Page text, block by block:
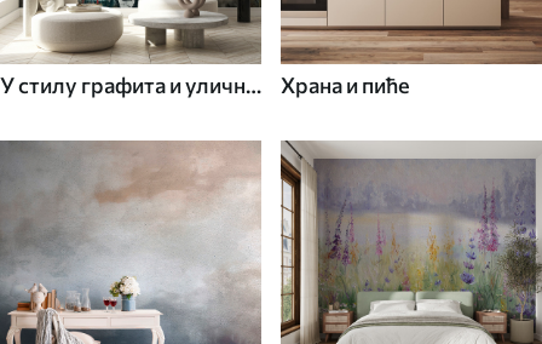
У стилу графита и уличне
Храна и пиће